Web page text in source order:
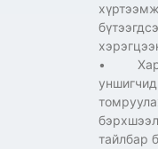
•
тайлбар